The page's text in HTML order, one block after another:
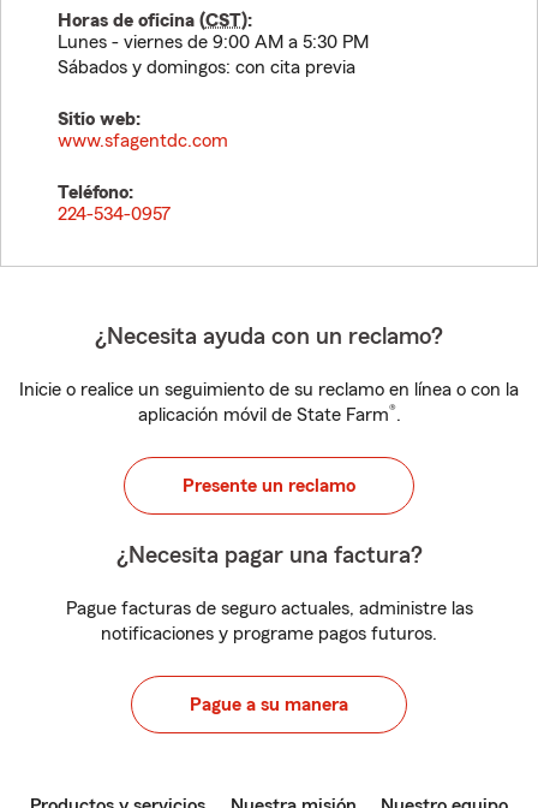
Horas de oficina (CST):
Lunes - viernes de 9:00 AM a 5:30 PM
Sábados y domingos: con cita previa
Sitio web:
www.sfagentdc.com
Teléfono:
224-534-0957
¿Necesita ayuda con un reclamo?
Inicie o realice un seguimiento de su reclamo en línea o con la
aplicación móvil de State Farm®.
Presente un reclamo
¿Necesita pagar una factura?
Pague facturas de seguro actuales, administre las
notificaciones y programe pagos futuros.
Pague a su manera